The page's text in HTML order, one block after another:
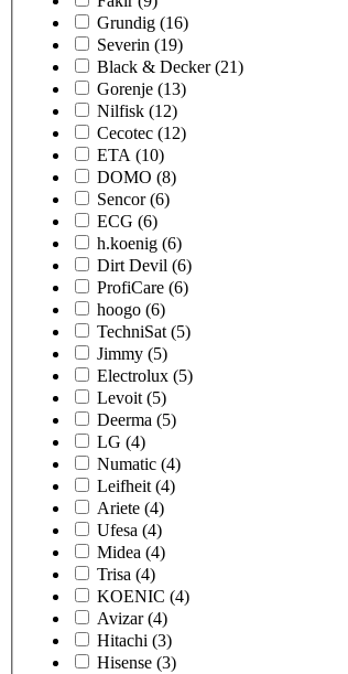
Grundig (16)
Severin (19)
Black & Decker (21)
Gorenje (13)
Nilfisk (12)
Cecotec (12)
ETA (10)
DOMO (8)
Sencor (6)
ECG (6)
h.koenig (6)
Dirt Devil (6)
ProfiCare (6)
hoogo (6)
TechniSat (5)
Jimmy (5)
Electrolux (5)
Levoit (5)
Deerma (5)
LG (4)
Numatic (4)
Leifheit (4)
Ariete (4)
Ufesa (4)
Midea (4)
Trisa (4)
KOENIC (4)
Avizar (4)
Hitachi (3)
Hisense (3)